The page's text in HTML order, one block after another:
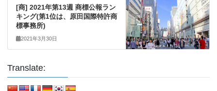
[商] 2021年第13週 商標公報ラン
キング(第1位は、原田国際特許商
標事務所)
2021年3月30日
Translate: